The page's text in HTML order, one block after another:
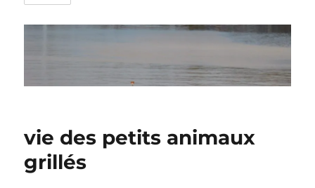
vie des petits animaux
grillés